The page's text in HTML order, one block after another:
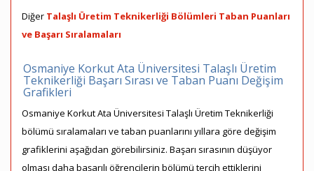
Diğer Talaşlı Üretim Teknikerliği Bölümleri Taban Puanları
ve Başarı Sıralamaları
Osmaniye Korkut Ata Üniversitesi Talaşlı Üretim
Teknikerliği Başarı Sırası ve Taban Puanı Değişim
Grafikleri
Osmaniye Korkut Ata Üniversitesi Talaşlı Üretim Teknikerliği
bölümü sıralamaları ve taban puanlarını yıllara göre değişim
grafiklerini aşağıdan görebilirsiniz. Başarı sırasının düşüyor
olması daha başarılı öğrencilerin bölümü tercih ettiklerini